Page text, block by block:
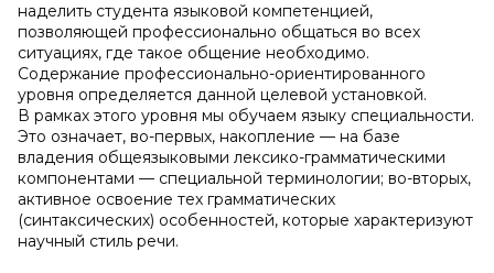
наделить студента языковой компетенцией,
позволяющей профессионально общаться во всех
ситуациях, где такое общение необходимо.
Содержание профессионально-ориентированного
уровня определяется данной целевой установкой.
В рамках этого уровня мы обучаем языку специальности.
Это означает, во-первых, накопление — на базе
владения общеязыковыми лексико-грамматическими
компонентами — специальной терминологии; во-вторых,
активное освоение тех грамматических
(синтаксических) особенностей, которые характеризуют
научный стиль речи.